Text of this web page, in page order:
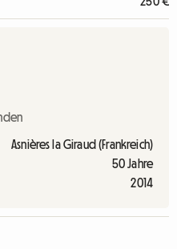
Asnières la Giraud (Frankreich)
50 Jahre
2014